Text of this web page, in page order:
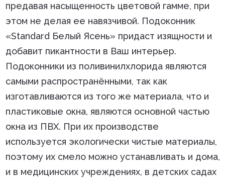
предавая насыщенность цветовой гамме, при
этом не делая ее навязчивой. Подоконник
«Standard Белый Ясень» придаст изящности и
добавит пикантности в Ваш интерьер.
Подоконники из поливинилхлорида являются
самыми распространёнными, так как
изготавливаются из того же материала, что и
пластиковые окна, являются основной частью
окна из ПВХ. При их производстве
используется экологически чистые материалы,
поэтому их смело можно устанавливать и дома,
и в медицинских учреждениях, в детских садах